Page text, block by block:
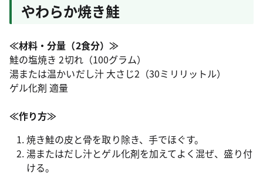
やわらか焼き鮭
≪材料・分量（2食分）≫
鮭の塩焼き 2切れ（100グラム）
湯または温かいだし汁 大さじ2（30ミリリットル）
ゲル化剤 適量
≪作り方≫
焼き鮭の皮と骨を取り除き、手でほぐす。
湯またはだし汁とゲル化剤を加えてよく混ぜ、盛り付
ける。